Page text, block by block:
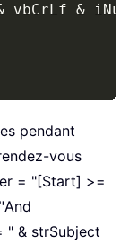
vbCrLf &
pendant
vous
= "[Start] >=
And
" & strSubject